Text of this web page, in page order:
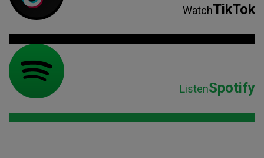
WatchTikTok
ListenSpotify